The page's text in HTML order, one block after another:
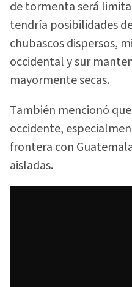
de tormenta será
tendría posibilidades
chubascos dispersos,
occidental y sur
mayormente secas.
También mencionó
occidente,
frontera con
aisladas.